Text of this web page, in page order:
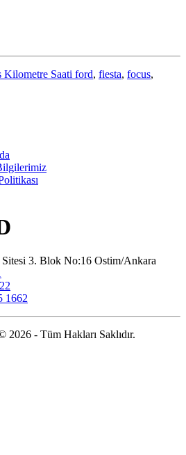
Kilometre Saati ford, fiesta, focus,
Sitesi 3. Blok No:16 Ostim/Ankara
1662
2026 - Tüm Hakları Saklıdır.